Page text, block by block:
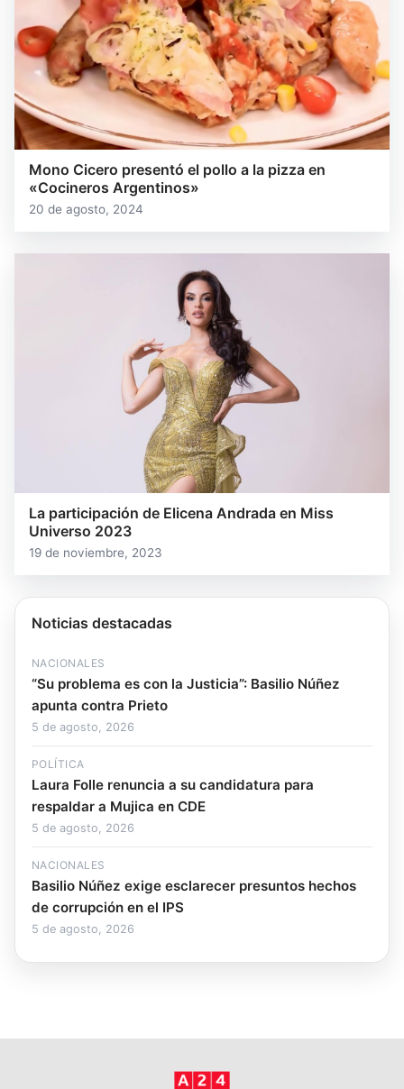
Mono Cicero presentó el pollo a la pizza en
«Cocineros Argentinos»
20 de agosto, 2024
La participación de Elicena Andrada en Miss
Universo 2023
19 de noviembre, 2023
Noticias destacadas
NACIONALES
“Su problema es con la Justicia”: Basilio Núñez
apunta contra Prieto
5 de agosto, 2026
POLÍTICA
Laura Folle renuncia a su candidatura para
respaldar a Mujica en CDE
5 de agosto, 2026
NACIONALES
Basilio Núñez exige esclarecer presuntos hechos
de corrupción en el IPS
5 de agosto, 2026